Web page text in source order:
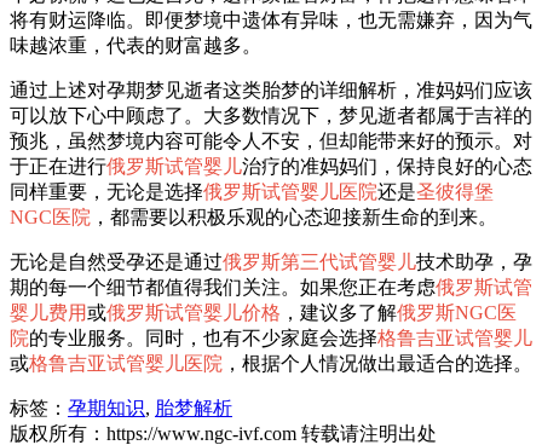
将有财运降临。即便梦境中遗体有异味，也无需嫌弃，因为气
味越浓重，代表的财富越多。
通过上述对孕期梦见逝者这类胎梦的详细解析，准妈妈们应该
可以放下心中顾虑了。大多数情况下，梦见逝者都属于吉祥的
预兆，虽然梦境内容可能令人不安，但却能带来好的预示。对
于正在进行俄罗斯试管婴儿治疗的准妈妈们，保持良好的心态
同样重要，无论是选择俄罗斯试管婴儿医院还是圣彼得堡
NGC医院 ，都需要以积极乐观的心态迎接新生命的到来。
无论是自然受孕还是通过俄罗斯第三代试管婴儿技术助孕，孕
期的每一个细节都值得我们关注。如果您正在考虑俄罗斯试管
婴儿费用或俄罗斯试管婴儿价格 ，建议多了解俄罗斯NGC医
院的专业服务。同时，也有不少家庭会选择格鲁吉亚试管婴儿
或格鲁吉亚试管婴儿医院 ，根据个人情况做出最适合的选择。
标签： 孕期知识, 胎梦解析
版权所有：https://www.ngc-ivf.com 转载请注明出处